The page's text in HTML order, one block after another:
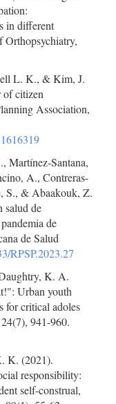
in different
Orthopsychiatry,
L. K., & Kim, J.
citizen
Association,
Martínez-Santana,
A., Contreras-
S., & Abaakouk, Z.
salud de
de
de Salud
RPSP.2023.27
K. A.
Urban youth
for critical adoles
941-960.
K. (2021).
responsibility:
self-construal,